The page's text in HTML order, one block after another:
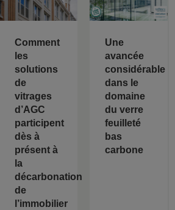
Comment
les
solutions
de
vitrages
d’AGC
participent
dès à
présent à
la
décarbonation
de
l’immobilier
Une
avancée
considérable
dans le
domaine
du verre
feuilleté
bas
carbone